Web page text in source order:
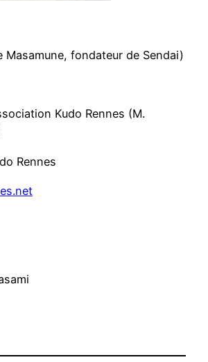
Masamune, fondateur de Sendai)
Kudo Rennes (M.
Rennes